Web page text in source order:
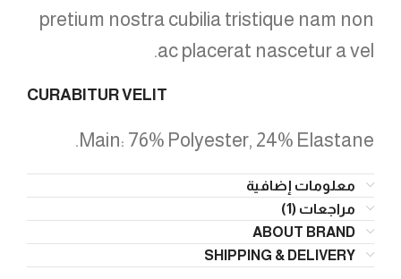
pretium nostra cubilia tristique nam non
ac placerat nascetur a vel.
CURABITUR VELIT
Main: 76% Polyester, 24% Elastane.
معلومات إضافية
مراجعات (1)
ABOUT BRAND
SHIPPING & DELIVERY